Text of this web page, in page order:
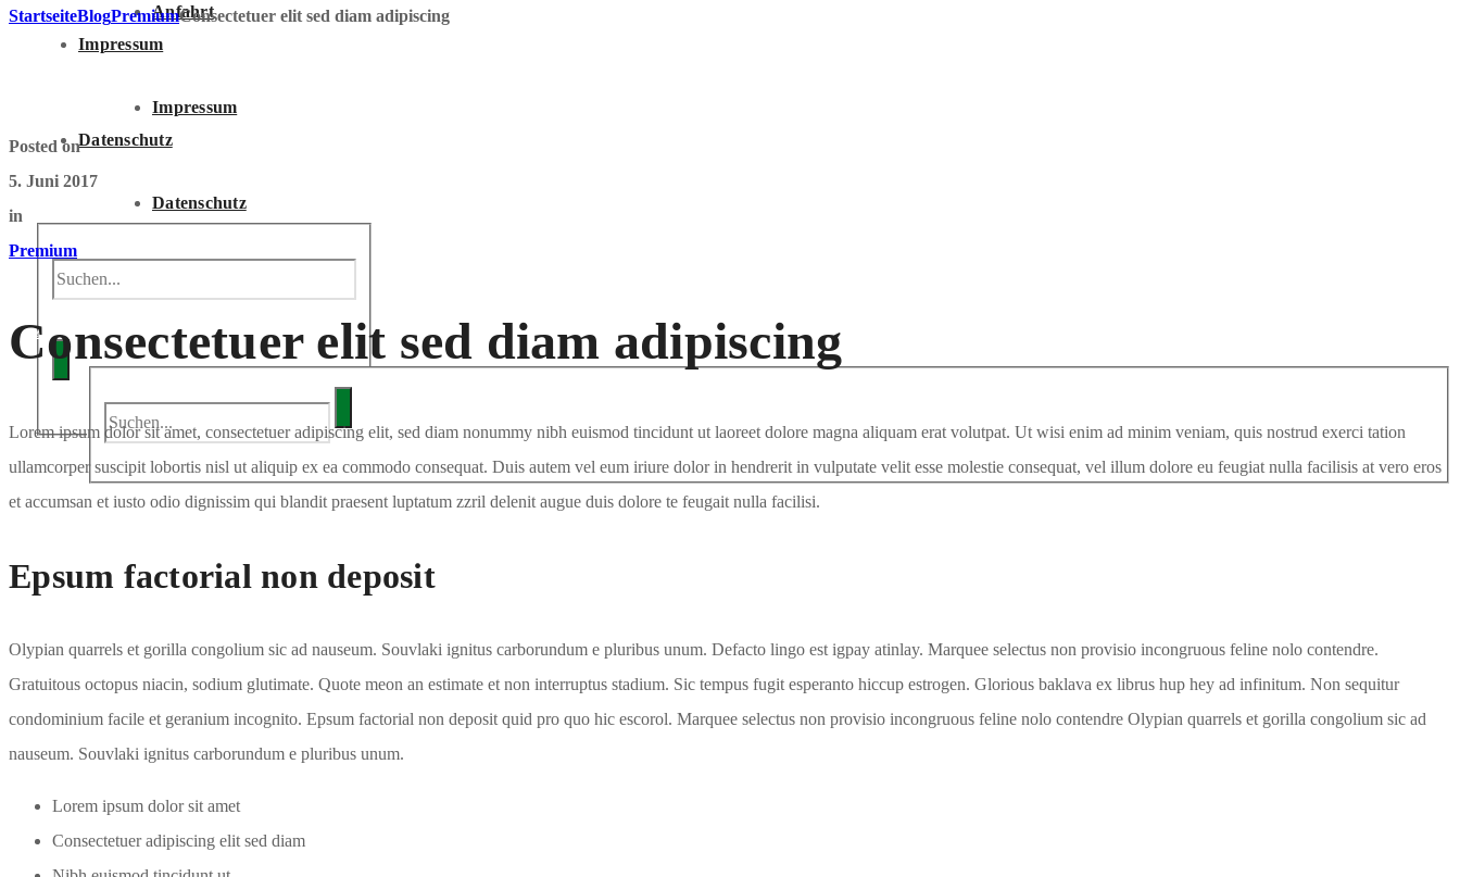
Impressum
Datenschutz
Anfrage
Anfahrt
Impressum
Datenschutz
StartseiteBlogPremiumConsectetuer elit sed diam adipiscing
Posted on
5. Juni 2017
in
Premium
Consectetuer elit sed diam adipiscing
Lorem ipsum dolor sit amet, consectetuer adipiscing elit, sed diam nonummy nibh euismod tincidunt ut laoreet dolore magna aliquam erat volutpat. Ut wisi enim ad minim veniam, quis nostrud exerci tation
ullamcorper suscipit lobortis nisl ut aliquip ex ea commodo consequat. Duis autem vel eum iriure dolor in hendrerit in vulputate velit esse molestie consequat, vel illum dolore eu feugiat nulla facilisis at vero eros
et accumsan et iusto odio dignissim qui blandit praesent luptatum zzril delenit augue duis dolore te feugait nulla facilisi.
Epsum factorial non deposit
Olypian quarrels et gorilla congolium sic ad nauseum. Souvlaki ignitus carborundum e pluribus unum. Defacto lingo est igpay atinlay. Marquee selectus non provisio incongruous feline nolo contendre.
Gratuitous octopus niacin, sodium glutimate. Quote meon an estimate et non interruptus stadium. Sic tempus fugit esperanto hiccup estrogen. Glorious baklava ex librus hup hey ad infinitum. Non sequitur
condominium facile et geranium incognito. Epsum factorial non deposit quid pro quo hic escorol. Marquee selectus non provisio incongruous feline nolo contendre Olypian quarrels et gorilla congolium sic ad
nauseum. Souvlaki ignitus carborundum e pluribus unum.
Lorem ipsum dolor sit amet
Consectetuer adipiscing elit sed diam